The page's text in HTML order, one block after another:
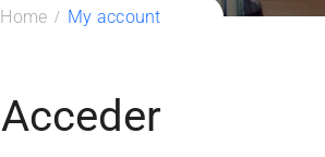
Home My account
Acceder